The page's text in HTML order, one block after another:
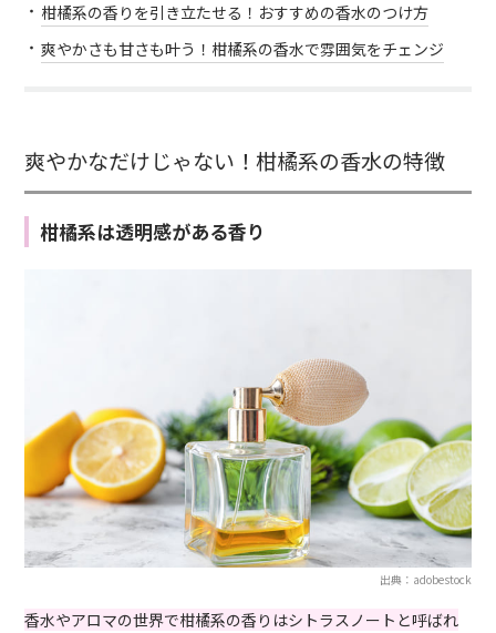
柑橘系の香りを引き立たせる！おすすめの香水のつけ方
爽やかさも甘さも叶う！柑橘系の香水で雰囲気をチェンジ
爽やかなだけじゃない！柑橘系の香水の特徴
柑橘系は透明感がある香り
出典：adobestock
香水やアロマの世界で柑橘系の香りはシトラスノートと呼ばれ